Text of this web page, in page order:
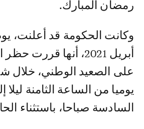
رمضان المبارك.
أبريل 2021، أنها قررت
على الصعيد الوطني، خلال
يوميا من الساعة الثامنة ليلا
السادسة صباحا، باستثناء